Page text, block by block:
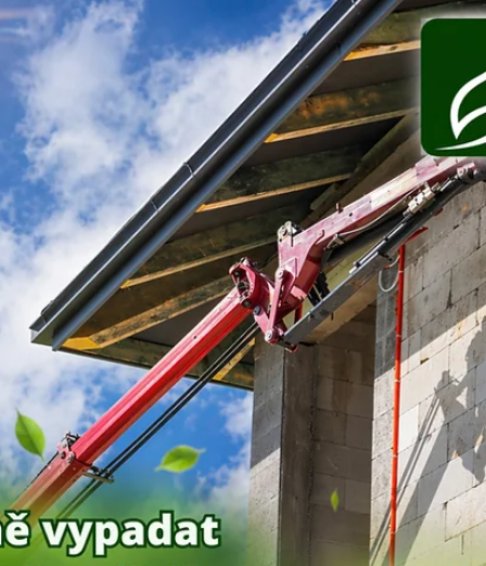
25. 4. Minut čtení: 3
Okna a zateplení
Fouká kolem oken i po výměně
Fouká kolem oken i po výměně? Z praxe vysvětlujeme
reálné důvody a chyby montáží, které se běžně neřeší.